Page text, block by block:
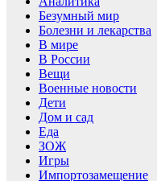
Безумный мир
Болезни и лекарства
В мире
В России
Вещи
Военные новости
Дети
Дом и сад
Еда
ЗОЖ
Игры
Импортозамещение